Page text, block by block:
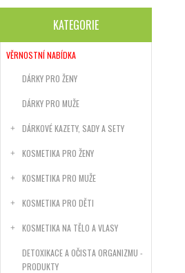
KATEGORIE
VĚRNOSTNÍ NABÍDKA
DÁRKY PRO ŽENY
DÁRKY PRO MUŽE
DÁRKOVÉ KAZETY, SADY A SETY
KOSMETIKA PRO ŽENY
KOSMETIKA PRO MUŽE
KOSMETIKA PRO DĚTI
KOSMETIKA NA TĚLO A VLASY
DETOXIKACE A OČISTA ORGANIZMU -
PRODUKTY